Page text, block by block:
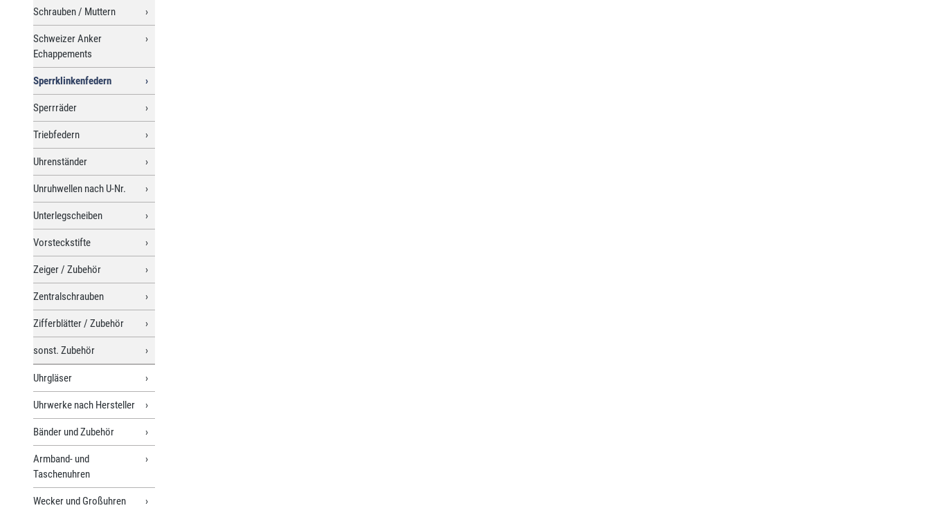
Schrauben / Muttern
Schweizer Anker
Echappements
Sperrklinkenfedern
Sperrräder
Triebfedern
Uhrenständer
Unruhwellen nach U-Nr.
Unterlegscheiben
Vorsteckstifte
Zeiger / Zubehör
Zentralschrauben
Zifferblätter / Zubehör
sonst. Zubehör
Uhrgläser
Uhrwerke nach Hersteller
Bänder und Zubehör
Armband- und
Taschenuhren
Wecker und Großuhren